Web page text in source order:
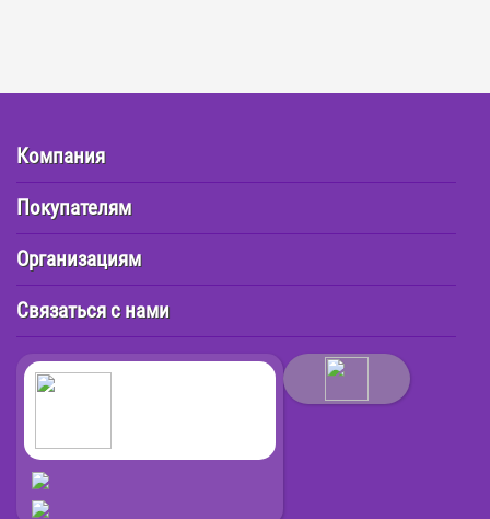
Компания
Покупателям
Организациям
Связаться с нами